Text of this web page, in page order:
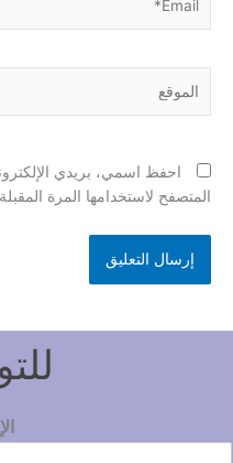
احفظ اسمي، بريدي
المتصفح لاستخدامها المرة